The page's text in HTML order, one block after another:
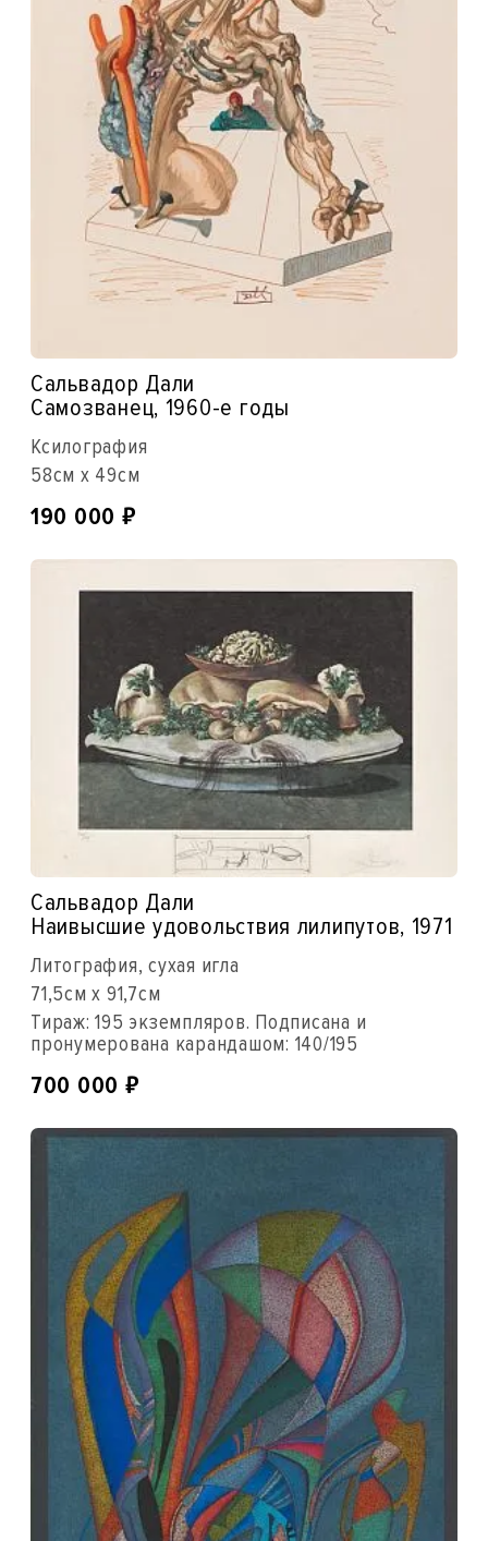
Сальвадор Дали
Самозванец, 1960-е годы
Ксилография
58см x 49см
190 000 ₽
Сальвадор Дали
Наивысшие удовольствия лилипутов, 1971
Литография, сухая игла
71,5см x 91,7см
Тираж: 195 экземпляров. Подписана и
пронумерована карандашом: 140/195
700 000 ₽